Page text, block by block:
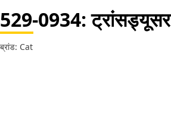
529-0934: ट्रांसड्यूसर
ब्रांड: Cat